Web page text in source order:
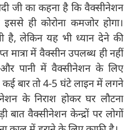
जी का कहना है कि वैक्सीनेशन
ही कोरोना कमजोर होगा।
है, लेकिन यह भी ध्यान देने की
मात्रा में वैक्सीन उपलब्ध ही नहीं
पानी में वैक्सीनेशन के लिए
कई बार तो 4-5 घंटे लाइन में लगने
के निराश होकर घर लौटना
बात वैक्सीनेशन केन्द्रों पर लोगों